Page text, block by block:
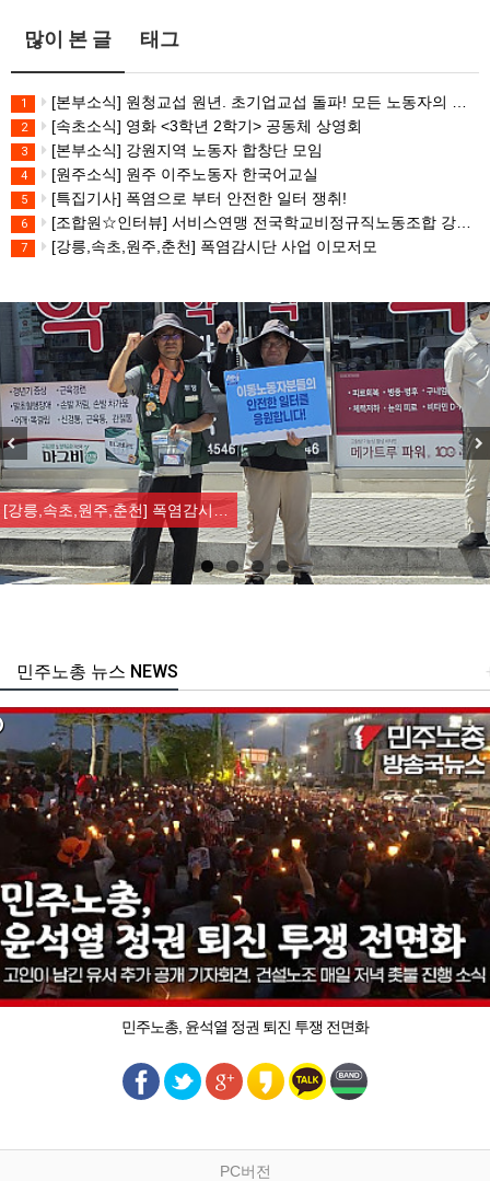
많이 본 글 태그
1 [본부소식] 원청교섭 원년. 초기업교섭 돌파! 모든 노동자의 노동기본권 쟁취! 민주노총 7.15 총파업대회
2 [속초소식] 영화 <3학년 2학기> 공동체 상영회
3 [본부소식] 강원지역 노동자 합창단 모임
4 [원주소식] 원주 이주노동자 한국어교실
5 [특집기사] 폭염으로 부터 안전한 일터 쟁취!
6 [조합원☆인터뷰] 서비스연맹 전국학교비정규직노동조합 강원지부 김유미 춘천지회장
7 [강릉,속초,원주,춘천] 폭염감시단 사업 이모저모
[강릉,속초,원주,춘천] 폭염감시…
주노총 뉴스 NEWS
민주노총, 윤석열 정권 퇴진 투쟁 전면화
PC버전